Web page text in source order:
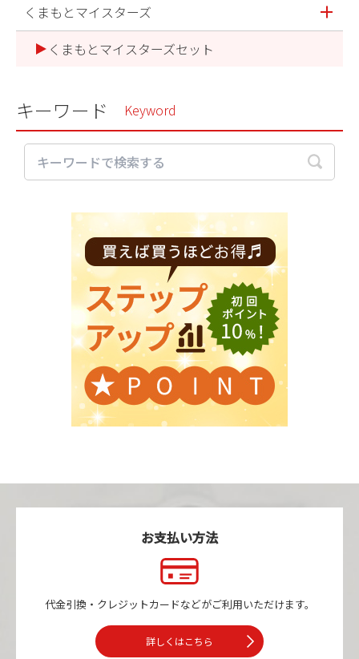
くまもとマイスターズ
くまもとマイスターズセット
キーワード Keyword
お支払い方法
代金引換・クレジットカードなどがご利用いただけます。
詳しくはこちら